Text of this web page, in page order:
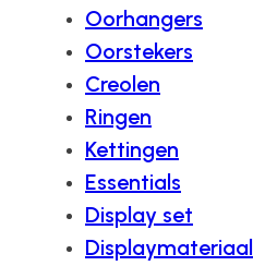
Oorhangers
Oorstekers
Creolen
Ringen
Kettingen
Essentials
Display set
Displaymateriaal